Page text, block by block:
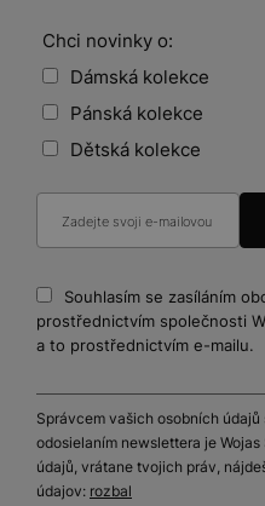
Chci novinky o:
Dámská kolekce
Pánská kolekce
Dětská kolekce
Souhlasím se zasíláním
prostřednictvím společnosti
a to prostřednictvím e-mailu.
Správcem vašich osobních
odosielaním newslettera je
údajů, vrátane tvojich práv,
údajov: rozbal